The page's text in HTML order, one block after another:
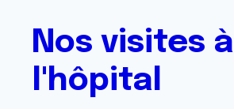
Nos visites à
l'hôpital